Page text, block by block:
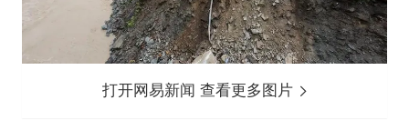
打开网易新闻 查看更多图片